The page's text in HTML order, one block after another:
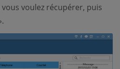
voulez récupérer, puis